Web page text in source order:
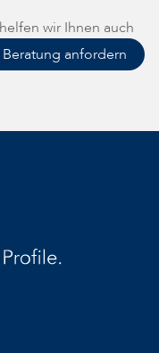
wir Ihnen auch
anfordern